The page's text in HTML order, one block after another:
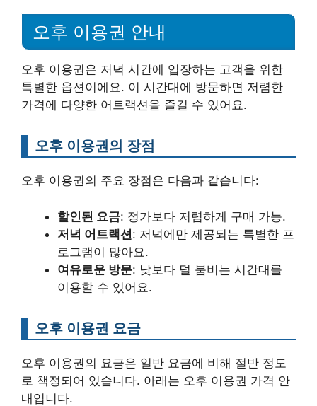
오후 이용권 안내
오후 이용권은 저녁 시간에 입장하는 고객을 위한
특별한 옵션이에요. 이 시간대에 방문하면 저렴한
가격에 다양한 어트랙션을 즐길 수 있어요.
오후 이용권의 장점
오후 이용권의 주요 장점은 다음과 같습니다:
할인된 요금: 정가보다 저렴하게 구매 가능.
저녁 어트랙션: 저녁에만 제공되는 특별한 프
로그램이 많아요.
여유로운 방문: 낮보다 덜 붐비는 시간대를
이용할 수 있어요.
오후 이용권 요금
오후 이용권의 요금은 일반 요금에 비해 절반 정도
로 책정되어 있습니다. 아래는 오후 이용권 가격 안
내입니다.